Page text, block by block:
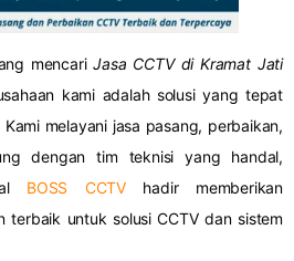
mencariJasa CCTV di Kramat Jati
kami adalah solusi yang tepat
melayani jasa pasang, perbaikan,
dengan tim teknisi yang handal,
BOSS CCTVhadir memberikan
terbaik untuk solusi CCTV dan sistem